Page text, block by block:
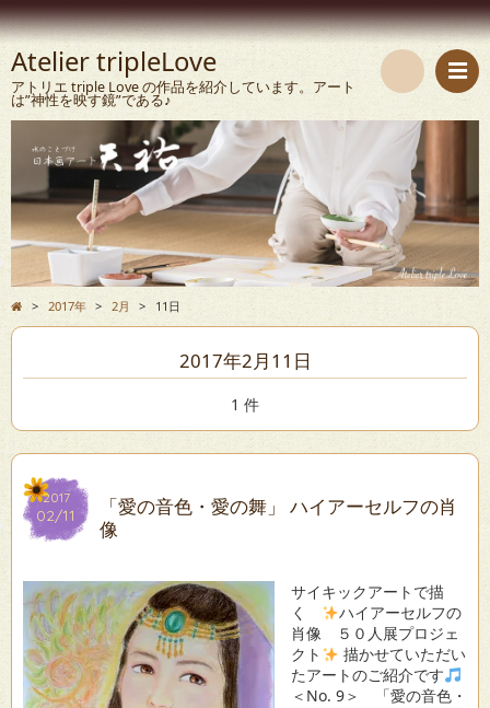
Atelier tripleLove
アトリエ triple Love の作品を紹介しています。アート
は”神性を映す鏡”である♪
検
> 2017年 > 2月 > 11日
2017年2月11日
1 件
2017
02/11
2017
02/11
「愛の音色・愛の舞」 ハイアーセルフの肖
像
サイキックアートで描
く
ハイアーセルフの
肖像 ５０人展プロジェ
クト
描かせていただい
たアートのご紹介です
＜No. 9＞ 「愛の音色・